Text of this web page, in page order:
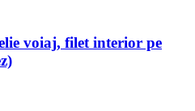
voiaj, filet interior pe